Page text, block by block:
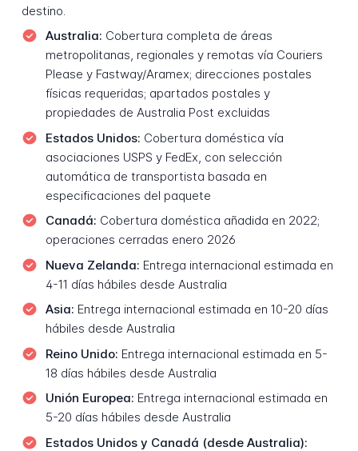
destino.
Australia: Cobertura completa de áreas
metropolitanas, regionales y remotas vía Couriers
Please y Fastway/Aramex; direcciones postales
físicas requeridas; apartados postales y
propiedades de Australia Post excluidas
Estados Unidos: Cobertura doméstica vía
asociaciones USPS y FedEx, con selección
automática de transportista basada en
especificaciones del paquete
Canadá: Cobertura doméstica añadida en 2022;
operaciones cerradas enero 2026
Nueva Zelanda: Entrega internacional estimada en
4-11 días hábiles desde Australia
Asia: Entrega internacional estimada en 10-20 días
hábiles desde Australia
Reino Unido: Entrega internacional estimada en 5-
18 días hábiles desde Australia
Unión Europea: Entrega internacional estimada en
5-20 días hábiles desde Australia
Estados Unidos y Canadá (desde Australia):